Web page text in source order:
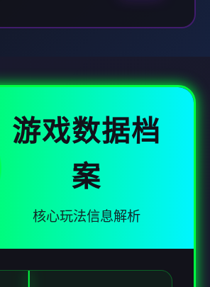
游戏数据档
案
核心玩法信息解析